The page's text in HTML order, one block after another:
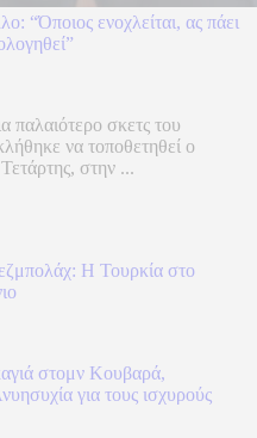
“Όποιος ενοχλείται, ας πάει
παλαιότερο σκετς του
να τοποθετηθεί ο
στην ...
Η Τουρκία στο
στομν Κουβαρά,
για τους ισχυρούς